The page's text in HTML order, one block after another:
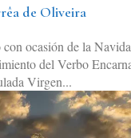
de Oliveira
ocasión de la
del Verbo
Virgen...